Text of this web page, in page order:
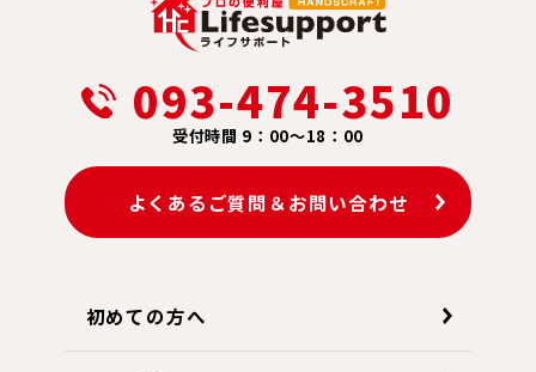
093-474-3510
受付時間 9：00～18：00
よくあるご質問＆お問い合わせ
初めての方へ